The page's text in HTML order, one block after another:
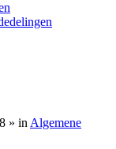
» inAlgemene